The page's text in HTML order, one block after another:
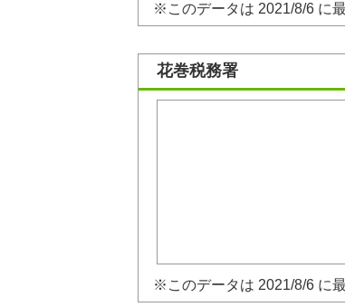
※このデータは 2021/8/6 に最
花巻税務署
※このデータは 2021/8/6 に最